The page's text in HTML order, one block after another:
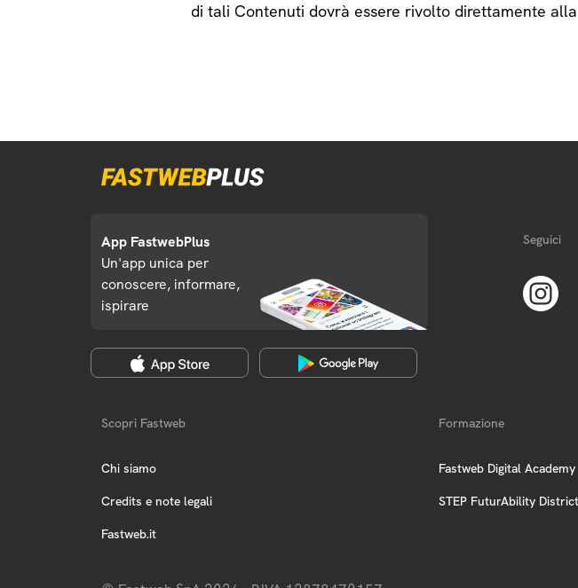
di tali Contenuti dovrà essere rivolto direttamente
App FastwebPlus
Un'app unica per
conoscere, informare,
ispirare
Seguici
Scopri Fastweb
Chi siamo
Credits e note legali
Fastweb.it
Formazione
Fastweb Digital Academy
STEP FuturAbility District